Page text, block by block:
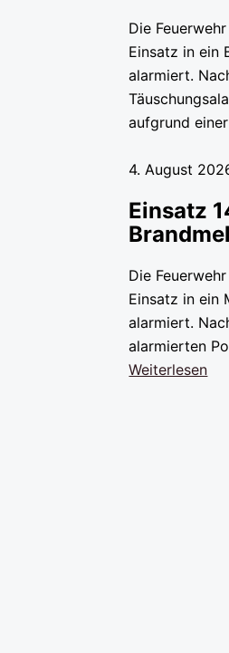
Die
Einsatz in ein
alarmiert.
aufgrund
4. August
Einsatz
Die
Einsatz in ein
alarmiert.
alarmierten
Weiterlesen